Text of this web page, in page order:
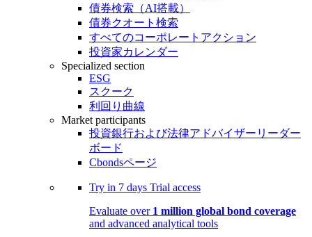
債券検索（AI搭載）
債券クオート検索
すべてのコーポレートアクション
投資家カレンダー
Specialized section
ESG
スクーク
利回り曲線
Market participants
投資銀行および法律アドバイザーリーダー
ボード
Cbondsページ
Try in 7 days Trial access
Evaluate over 1 million global bond coverage
and advanced analytical tools